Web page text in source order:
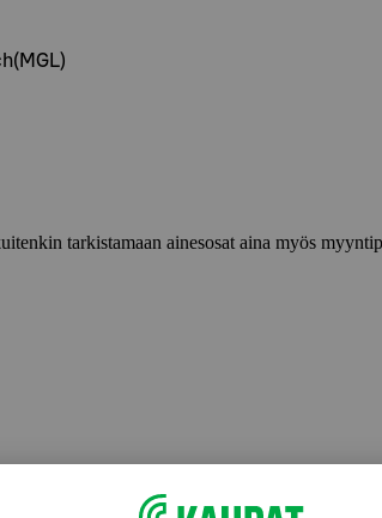
tarkistamaan ainesosat aina myös